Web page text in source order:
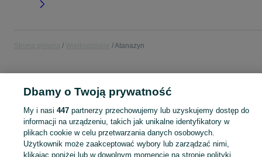
Atanazyn
quad
Skorzystaj z największego serwisu ogłoszeniowego - Atanazyn i okolice! Kupuj to, czego pragniesz i sprzedawaj to, czego już nie potrzebujesz! Zobacz
Dbamy o Twoją prywatność
My i nasi 447partnerzy przechowujemy lub uzyskujemy dostęp do
informacji na urządzeniu, takich jak unikalne identyfikatory w
plikach cookie w celu przetwarzania danych osobowych.
Użytkownik może zaakceptować wybory lub zarządzać nimi,
klikając poniżej lub w dowolnym momencie na stronie polityki